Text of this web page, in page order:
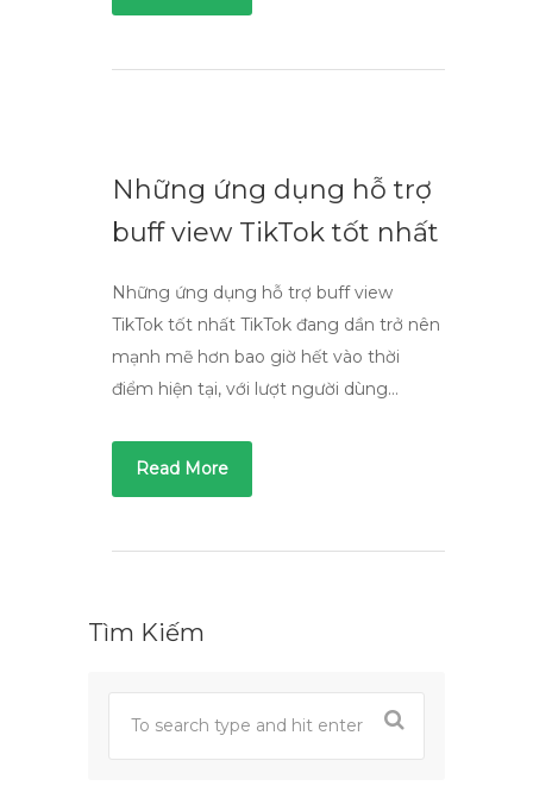
Những ứng dụng hỗ trợ
buff view TikTok tốt nhất
Những ứng dụng hỗ trợ buff view
TikTok tốt nhất TikTok đang dần trở nên
mạnh mẽ hơn bao giờ hết vào thời
điểm hiện tại, với lượt người dùng…
Read More
Tìm Kiếm